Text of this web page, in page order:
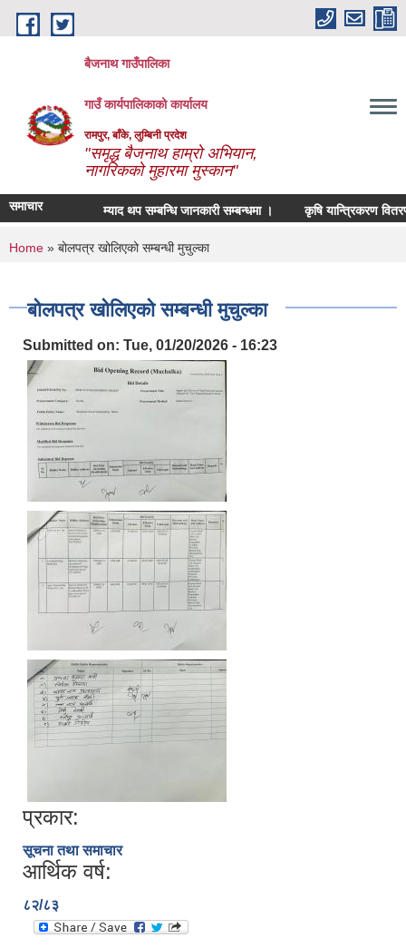
Skip to main content
बैजनाथ गाउँपालिका
गाउँ कार्यपालिकाको कार्यालय
रामपुर, बाँके, लुम्बिनी प्रदेश
"समृद्ध बैजनाथ हाम्रो अभियान,
नागरिकको मुहारमा मुस्कान"
समाचार म्याद थप सम्बन्धि जानकारी सम्बन्धमा । कृषि यान्त्रिकरण वितरण
You are here
Home » बोलपत्र खोलिएको सम्बन्धी मुचुल्का
बोलपत्र खोलिएको सम्बन्धी मुचुल्का
Submitted on: Tue, 01/20/2026 - 16:23
प्रकार:
सूचना तथा समाचार
आर्थिक वर्ष:
८२/८३